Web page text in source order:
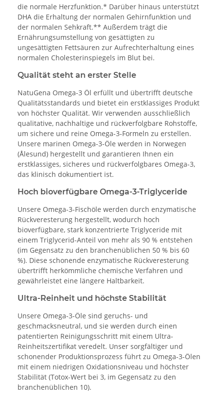
die normale Herzfunktion.* Darüber hinaus unterstützt
DHA die Erhaltung der normalen Gehirnfunktion und
der normalen Sehkraft.** Außerdem trägt die
Ernährungsumstellung von gesättigten zu
ungesättigten Fettsäuren zur Aufrechterhaltung eines
normalen Cholesterinspiegels im Blut bei.
Qualität steht an erster Stelle
NatuGena Omega-3 Öl erfüllt und übertrifft deutsche
Qualitätsstandards und bietet ein erstklassiges Produkt
von höchster Qualität. Wir verwenden ausschließlich
qualitative, nachhaltige und rückverfolgbare Rohstoffe,
um sichere und reine Omega-3-Formeln zu erstellen.
Unsere marinen Omega-3-Öle werden in Norwegen
(Ålesund) hergestellt und garantieren Ihnen ein
erstklassiges, sicheres und rückverfolgbares Omega-3,
das klinisch dokumentiert ist.
Hoch bioverfügbare Omega-3-Triglyceride
Unsere Omega-3-Fischöle werden durch enzymatische
Rückveresterung hergestellt, wodurch hoch
bioverfügbare, stark konzentrierte Triglyceride mit
einem Triglycerid-Anteil von mehr als 90 % entstehen
(im Gegensatz zu den branchenüblichen 50 % bis 60
%). Diese schonende enzymatische Rückveresterung
übertrifft herkömmliche chemische Verfahren und
gewährleistet eine längere Haltbarkeit.
Ultra-Reinheit und höchste Stabilität
Unsere Omega-3-Öle sind geruchs- und
geschmacksneutral, und sie werden durch einen
patentierten Reinigungsschritt mit einem Ultra-
Reinheitszertifikat veredelt. Unser sorgfältiger und
schonender Produktionsprozess führt zu Omega-3-Ölen
mit einem niedrigen Oxidationsniveau und höchster
Stabilität (Totox-Wert bei 3, im Gegensatz zu den
branchenüblichen 10).